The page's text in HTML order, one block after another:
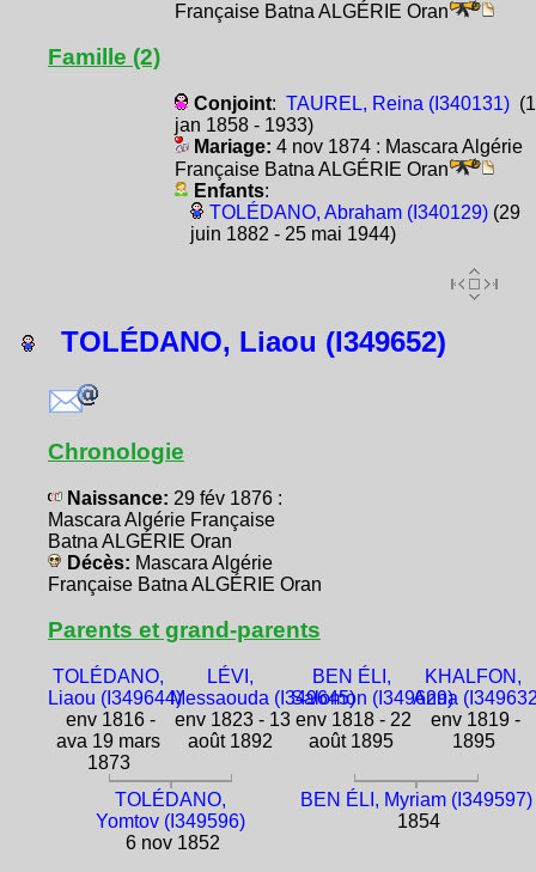
Française Batna ALGÉRIE Oran
Famille (2)
Conjoint: TAUREL, Reina (I340131)(1
jan 1858 - 1933)
Mariage: 4 nov 1874 : Mascara Algérie
Française Batna ALGÉRIE Oran
Enfants:
TOLÉDANO, Abraham (I340129)(29
juin 1882 - 25 mai 1944)
TOLÉDANO, Liaou (I349652)
Chronologie
Naissance: 29 fév 1876 :
Mascara Algérie Française
Batna ALGÉRIE Oran
Décès: Mascara Algérie
Française Batna ALGÉRIE Oran
Parents et grand-parents
TOLÉDANO,
Liaou (I349644)
env 1816 -
ava 19 mars
1873
LÉVI,
Messaouda (I349645)
env 1823 - 13
août 1892
BEN ÉLI,
Salomon (I349629)
env 1818 - 22
août 1895
KHALFON,
Anna
env 1819 -
1895
TOLÉDANO,
Yomtov (I349596)
6 nov 1852
BEN ÉLI, Myriam (I349597)
1854